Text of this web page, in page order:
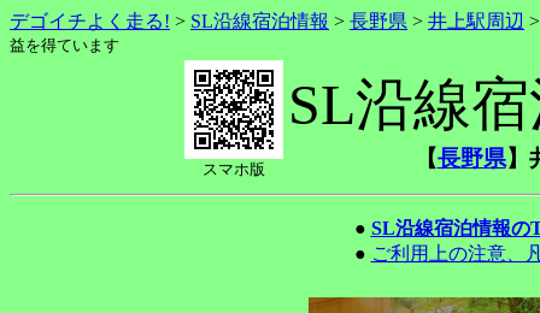
デゴイチよく走る! > SL沿線宿泊情報 > 長野県 > 井上駅周辺
益を得ています
スマホ版
SL沿線
【長野県】
● SL沿線宿泊情報の
● ご利用上の注意、